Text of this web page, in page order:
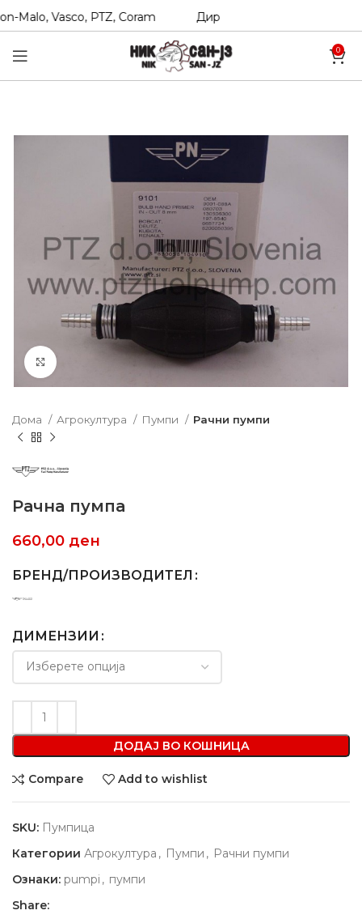
Vasco, PTZ, Coram Директни увозници на
0
Click to enlarge
Дома Агрокултура Пумпи Рачни пумпи
Рачна пумпа
660,00 ден
БРЕНД/ПРОИЗВОДИТЕЛ
ДИМЕНЗИИ
ДОДАЈ ВО КОШНИЦА
Compare Add to wishlist
SKU: Пумпица
Категории Агрокултура , Пумпи , Рачни пумпи
Ознаки: pumpi , пумпи
Share: